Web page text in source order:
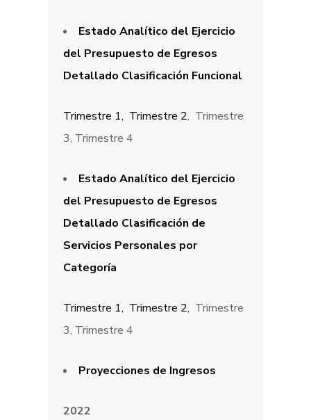
Estado Analítico del Ejercicio
del Presupuesto de Egresos
Detallado Clasificación Funcional
Trimestre 1, Trimestre 2, Trimestre
3, Trimestre 4
Estado Analítico del Ejercicio
del Presupuesto de Egresos
Detallado Clasificación de
Servicios Personales por
Categoría
Trimestre 1, Trimestre 2, Trimestre
3, Trimestre 4
Proyecciones de Ingresos
2022